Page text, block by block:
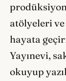
atölyeleri
hayata
Yayınevi,
okuyup